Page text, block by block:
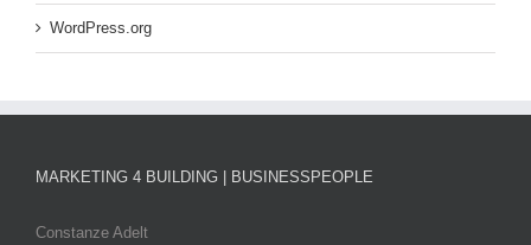
WordPress.org
MARKETING 4 BUILDING | BUSINESSPEOPLE
Constanze Adelt